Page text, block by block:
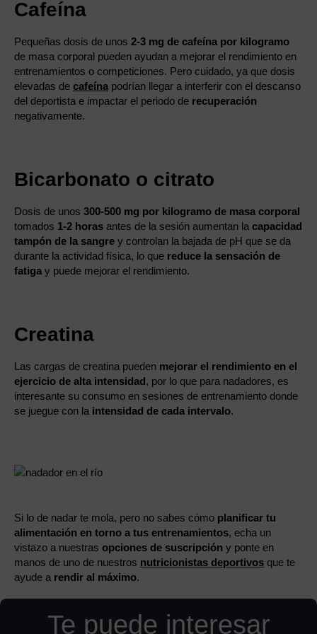
Cafeína
Pequeñas dosis de unos 2-3 mg de cafeína por kilogramo
de masa corporal pueden ayudan a mejorar el rendimiento en
entrenamientos o competiciones. Pero cuidado, ya que dosis
elevadas de cafeína podrían llegar a interferir con el descanso
del deportista e impactar el periodo de recuperación
negativamente.
Bicarbonato o citrato
Dosis de unos 300-500 mg por kilogramo de masa corporal
tomados 1-2 horas antes de la sesión aumentan la capacidad
tampón de la sangre y controlan la bajada de pH que se da
durante la actividad física, lo que reduce la sensación de
fatiga y puede mejorar el rendimiento.
Creatina
Las cargas de creatina pueden mejorar el rendimiento en el
ejercicio de alta intensidad, por lo que para nadadores, es
interesante su consumo en sesiones de entrenamiento donde
se juegue con la intensidad de cada intervalo.
Si lo de nadar te mola, pero no sabes cómo planificar tu
alimentación en torno a tus entrenamientos, echa un
vistazo a nuestras opciones de suscripción y ponte en
manos de uno de nuestros nutricionistas deportivos que te
ayude a rendir al máximo.
Te puede interesar